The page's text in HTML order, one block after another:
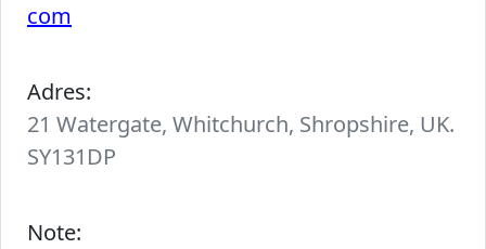
com
Adres:
21 Watergate, Whitchurch, Shropshire, UK.
SY131DP
Note: